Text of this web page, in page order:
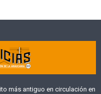
más antiguo en circulación en